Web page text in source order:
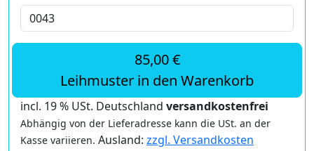
85,00 €
Leihmuster in den Warenkorb
incl. 19 % USt. Deutschland versandkostenfrei
Abhängig von der Lieferadresse kann die USt. an der
Kasse variieren. Ausland: zzgl. Versandkosten